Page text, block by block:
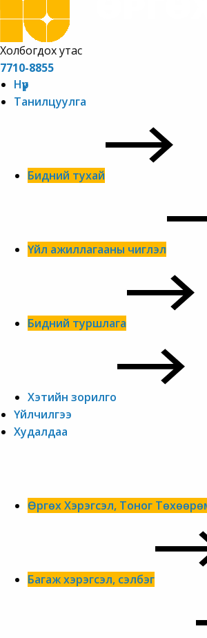
Холбогдох утас
7710-8855
Нүүр
Танилцуулга
Бидний тухай
Үйл ажиллагааны чиглэл
Бидний туршлага
Хэтийн зорилго
Үйлчилгээ
Худалдаа
Өргөх Хэрэгсэл, Тоног
Багаж хэрэгсэл, сэлбэг